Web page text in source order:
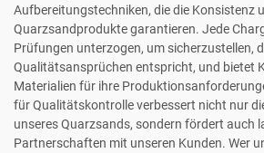
Aufbereitungstechniken, die die Konsistenz
Quarzsandprodukte garantieren. Jede
Prüfungen unterzogen, um sicherzustellen,
Qualitätsansprüchen entspricht, und bietet
Materialien für ihre
für Qualitätskontrolle verbessert nicht nur
unseres Quarzsands, sondern fördert auch
Partnerschaften mit unseren Kunden. Wer